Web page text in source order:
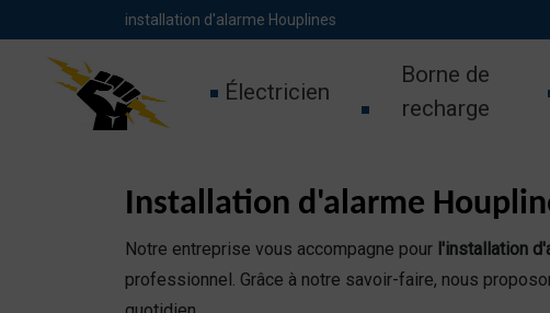
installation d'alarme Houplines
Électricien
Borne de
recharge
Installation d'alarme
Notre entreprise vous accompagne pour l'installation
professionnel. Grâce à notre savoir-faire, nous
Panneau de gestion des cookies